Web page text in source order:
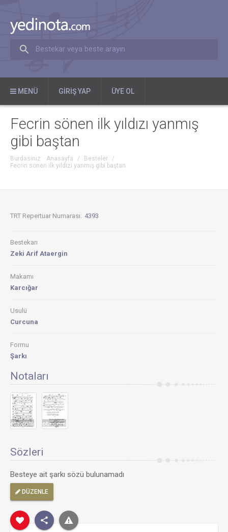
Bestekar veya beste arayın
MENÜ GIRIŞ YAP ÜYE OL
Fecrin sönen ilk yıldızı yanmış
gibi baştan
Burdasınız: Anasayfa / Besteler
/
Fecrin sönen ilk yıldızı yanmış gibi baştan
TRT Repertuar Numarası: 4393
Bestekarı
Zeki Arif Ataergin
Makamı
Karcığar
Usulü
Curcuna
Formu
Şarkı
Notaları
Sözleri
Besteye ait şarkı sözü bulunamadı
DÜZENLE